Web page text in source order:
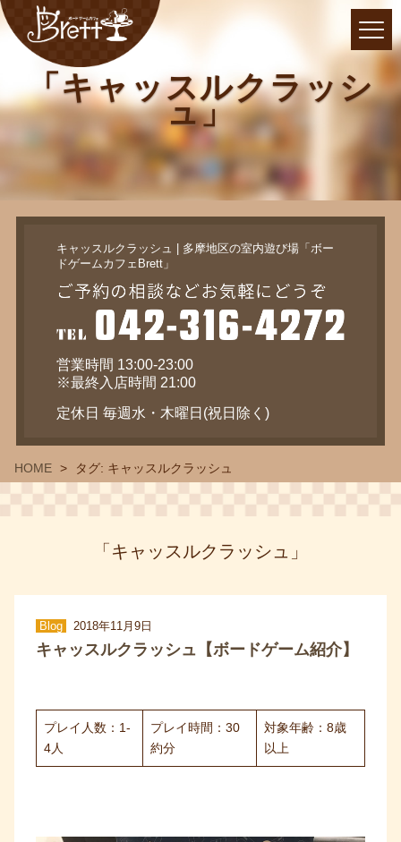
「キャッスルクラッシ
ュ」
キャッスルクラッシュ | 多摩地区の室内遊び場「ボー
ドゲームカフェBrett」
営業時間 13:00-23:00
※最終入店時間 21:00
定休日 毎週水・木曜日(祝日除く)
HOME タグ: キャッスルクラッシュ
「キャッスルクラッシュ」
Blog 2018年11月9日
キャッスルクラッシュ【ボードゲーム紹介】
プレイ人数：1-
4人
プレイ時間：30
約分
対象年齢：8歳
以上